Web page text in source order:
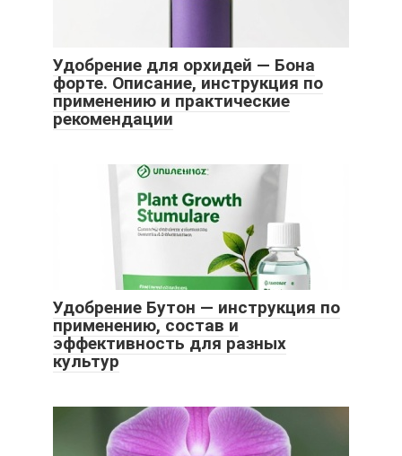
Удобрение для орхидей — Бона
форте. Описание, инструкция по
применению и практические
рекомендации
Удобрение Бутон — инструкция по
применению, состав и
эффективность для разных
культур